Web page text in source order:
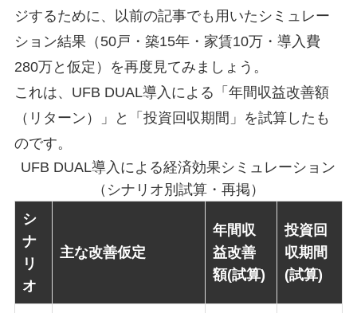
ジするために、以前の記事でも用いたシミュレー
ション結果（50戸・築15年・家賃10万・導入費
280万と仮定）を再度見てみましょう。
これは、UFB DUAL導入による「年間収益改善額
（リターン）」と「投資回収期間」を試算したも
のです。
シ
ナ
リ
オ
主な改善仮定
年間収
益改善
額(試算)
投資回
収期間
(試算)
UFB DUAL導入による経済効果シミュレーション
（シナリオ別試算・再掲）